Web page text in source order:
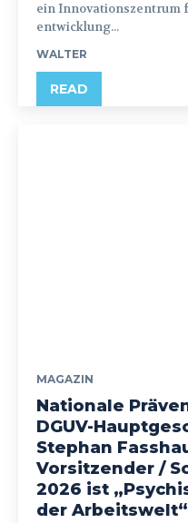
ein Innovationszentrum
entwicklung...
WALTER
READ
MAGAZIN
Nationale
DGUV-
Stephan
Vorsitzender /
2026 ist
der Arbeitswelt“